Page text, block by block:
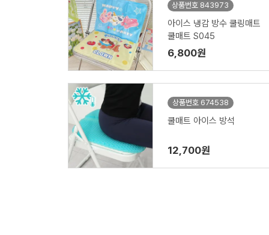
상품번호 843973
아이스 냉감 방수 쿨링매트
쿨매트 S045
6,800원
상품번호 674538
쿨매트 아이스 방석
12,700원